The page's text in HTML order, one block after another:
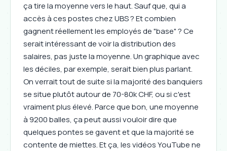
ça tire la moyenne vers le haut. Sauf que, qui a
accès à ces postes chez UBS ? Et combien
gagnent réellement les employés de "base" ? Ce
serait intéressant de voir la distribution des
salaires, pas juste la moyenne. Un graphique avec
les déciles, par exemple, serait bien plus parlant.
On verrait tout de suite si la majorité des banquiers
se situe plutôt autour de 70-80k CHF, ou si c'est
vraiment plus élevé. Parce que bon, une moyenne
à 9200 balles, ça peut aussi vouloir dire que
quelques pontes se gavent et que la majorité se
contente de miettes. Et ça, les vidéos YouTube ne